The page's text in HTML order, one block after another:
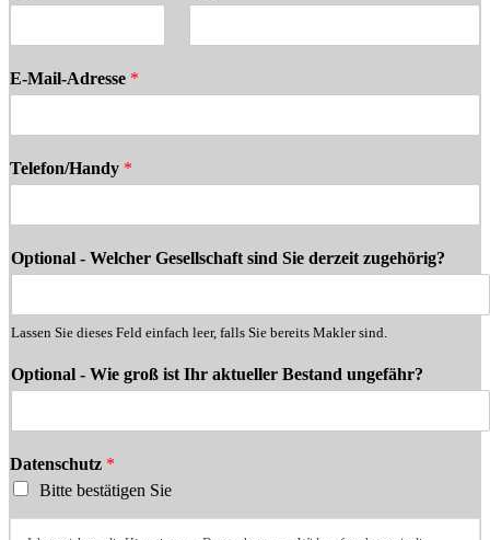
E-Mail-Adresse *
Telefon/Handy *
Optional - Welcher Gesellschaft sind Sie derzeit zugehörig?
Lassen Sie dieses Feld einfach leer, falls Sie bereits Makler sind.
Optional - Wie groß ist Ihr aktueller Bestand ungefähr?
Datenschutz *
Bitte bestätigen Sie